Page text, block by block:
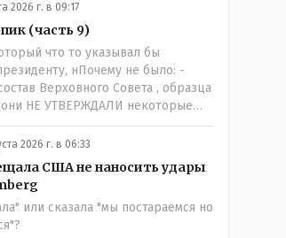
2026 г. в 09:17
(часть 9)
что то указывал бы
нПочему не было: -
Верховного Совета , образца
они НЕ УТВЕРЖДАЛИ некоторые
особенно в части выборов и
вопросах внутренней
Назарбай волевым Указом
состав. Имя -
вам знакомо - юывший
, впоследствии -
Совета и Мажлиса и
2026 г. в 06:33
США не наносить удары
или сказала "мы постараемся но